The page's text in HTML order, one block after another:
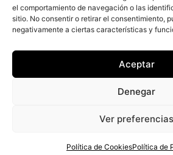
el comportamiento de navegación o las
sitio. No consentir o retirar el consentimiento,
negativamente a ciertas características y
Aceptar
Denegar
Ver preferencias
Política de CookiesPolítica de
Todos los derechos reservados.
Fundación Cañada Blanch 2026
Política de Cookies